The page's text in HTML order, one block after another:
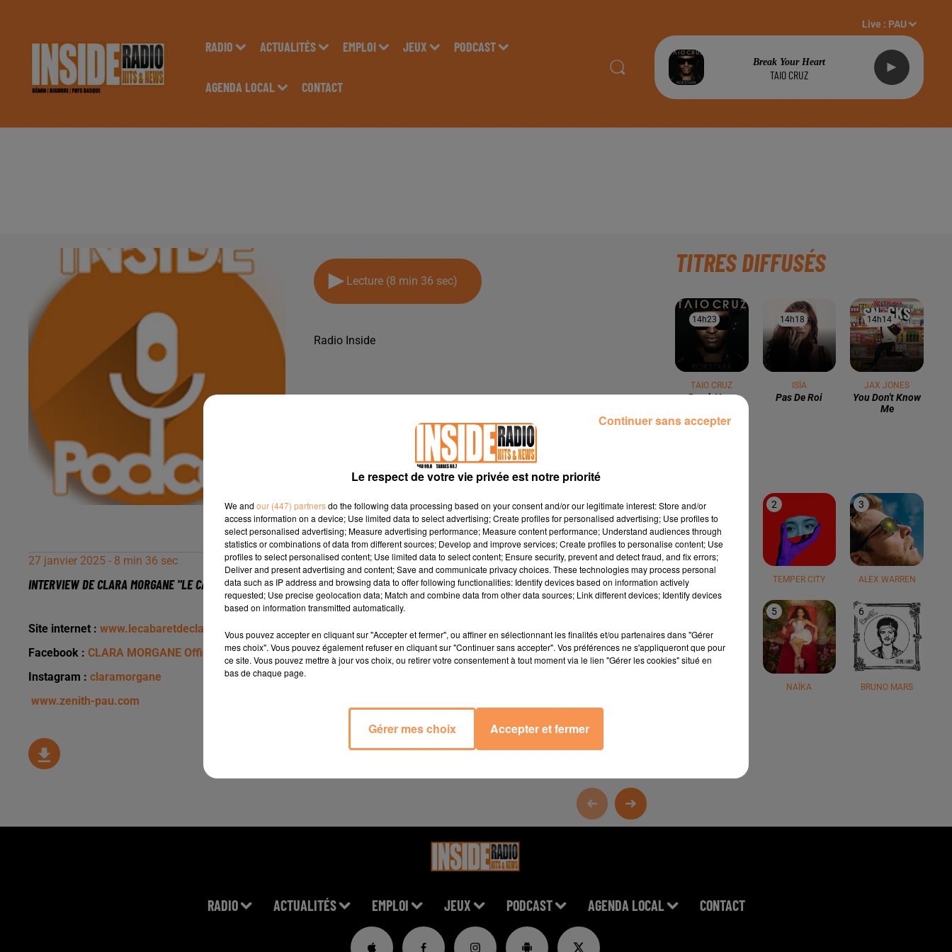
RADIO ACTUALITÉS EMPLOI JEUX PODCAST
AGENDA LOCAL CONTACT
Live : PAU
Break Your Heart
TAIO CRUZ
Lecture (8 min 36 sec)
Radio Inside
27 janvier 2025 - 8 min 36 sec
INTERVIEW DE CLARA MORGANE "LE CABARET DE CLARA MORGANE" À PAU, SUR RADIO INSIDE
Site internet : www.lecabaretdeclaramorgane.com
Facebook : CLARA MORGANE Officiel
Instagram : claramorgane
www.zenith-pau.com
TITRES DIFFUSÉS
14h23
14h23
TAIO CRUZ
Break Your
14h18
14h18
ISÏA
Pas De Roi
14h14
14h14
JAX JONES
You Don't Know
Me
1
TEDDY SWIMS
2
TEMPER CITY
3
ALEX WARREN
5
NAÏKA
6
BRUNO MARS
RADIO ACTUALITÉS EMPLOI JEUX PODCAST AGENDA LOCAL CONTACT
Le respect de votre vie privée est notre priorité
We and our (447) partnersdo the following data processing based on your consent and/or our legitimate interest: Store and/or
access information on a device; Use limited data to select advertising; Create profiles for personalised advertising; Use profiles to
select personalised advertising; Measure advertising performance; Measure content performance; Understand audiences through
statistics or combinations of data from different sources; Develop and improve services; Create profiles to personalise content; Use
profiles to select personalised content; Use limited data to select content; Ensure security, prevent and detect fraud, and fix errors;
Deliver and present advertising and content; Save and communicate privacy choices. These technologies may process personal
data such as IP address and browsing data to offer following functionalities: Identify devices based on information actively
requested; Use precise geolocation data; Match and combine data from other data sources; Link different devices; Identify devices
based on information transmitted automatically.
Vous pouvez accepter en cliquant sur "Accepter et fermer", ou affiner en sélectionnant les finalités et/ou partenaires dans "Gérer
mes choix". Vous pouvez également refuser en cliquant sur "Continuer sans accepter". Vos préférences ne s'appliqueront que pour
ce site. Vous pouvez mettre à jour vos choix, ou retirer votre consentement à tout moment via le lien "Gérer les cookies" situé en
bas de chaque page.
Gérer mes choix Accepter et fermer
Continuer sans accepter